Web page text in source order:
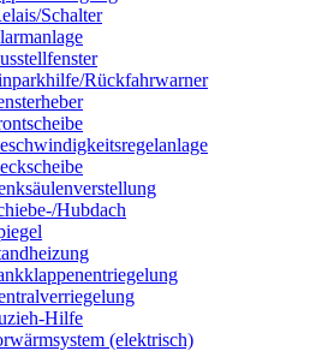
Schalter
Rückfahrwarner
Hubdach
Hilfe
(elektrisch)